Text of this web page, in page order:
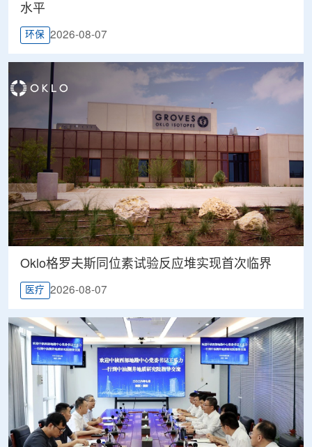
水平
环保 2026-08-07
Oklo格罗夫斯同位素试验反应堆实现首次临界
医疗 2026-08-07